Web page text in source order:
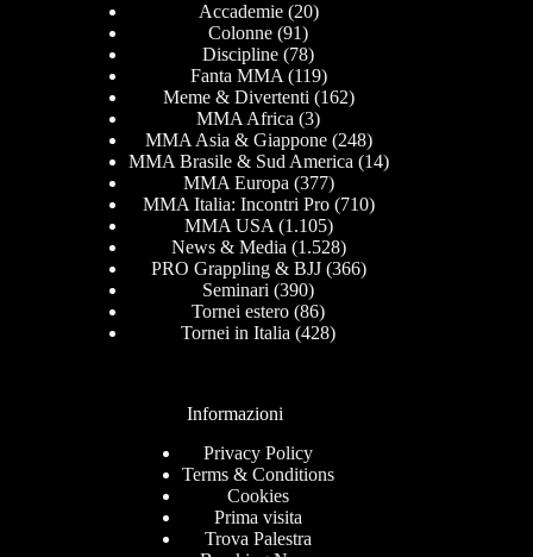
Accademie(20)
Colonne (91)
Discipline (78)
Fanta MMA (119)
Meme & Divertenti (162)
MMA Africa (3)
MMA Asia & Giappone(248)
MMA Brasile & Sud America (14)
MMA Europa (377)
MMA Italia: Incontri Pro(710)
MMA USA (1.105)
News & Media (1.528)
PRO Grappling & BJJ(366)
Seminari (390)
Tornei estero (86)
Tornei in Italia (428)
Informazioni
Privacy Policy
Terms & Conditions
Cookies
Prima visita
Trova Palestra